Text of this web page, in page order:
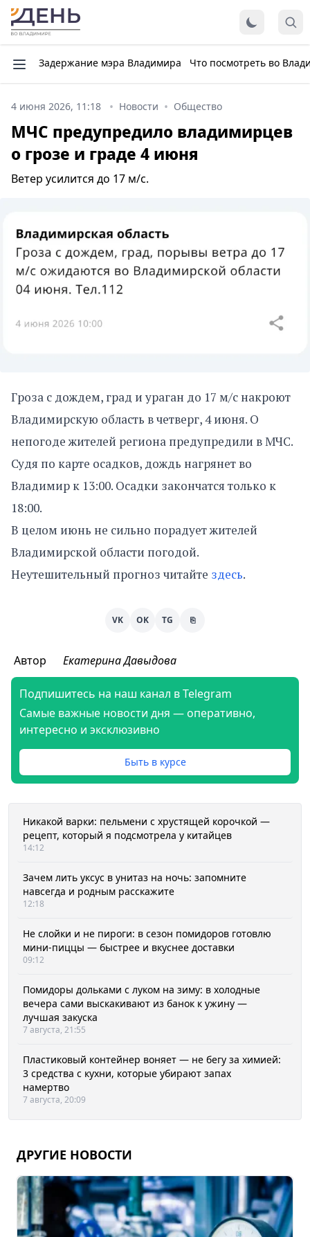
Задержание мэра Владимира Что посмотреть во
4 июня 2026, 11:18 Новости Общество
МЧС предупредило владимирцев
о грозе и граде 4 июня
Ветер усилится до 17 м/с.
Гроза с дождем, град и ураган до 17 м/с накроют
Владимирскую область в четверг, 4 июня. О
непогоде жителей региона предупредили в МЧС.
Судя по карте осадков, дождь нагрянет во
Владимир к 13:00. Осадки закончатся только к
18:00.
В целом июнь не сильно порадует жителей
Владимирской области погодой.
Неутешительный прогноз читайте здесь.
VK OK TG ⎘
Автор Екатерина Давыдова
Подпишитесь на наш канал в Telegram
Самые важные новости дня — оперативно,
интересно и эксклюзивно
Быть в курсе
Никакой варки: пельмени с хрустящей корочкой —
рецепт, который я подсмотрела у китайцев
14:12
Зачем лить уксус в унитаз на ночь: запомните
навсегда и родным расскажите
12:18
Не слойки и не пироги: в сезон помидоров готовлю
мини-пиццы — быстрее и вкуснее доставки
09:12
Помидоры дольками с луком на зиму: в холодные
вечера сами выскакивают из банок к ужину —
лучшая закуска
7 августа, 21:55
Пластиковый контейнер воняет — не бегу за химией:
3 средства с кухни, которые убирают запах
намертво
7 августа, 20:09
ДРУГИЕ НОВОСТИ